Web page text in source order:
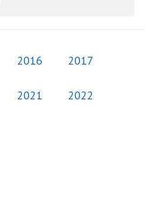
2016 2017
2021 2022